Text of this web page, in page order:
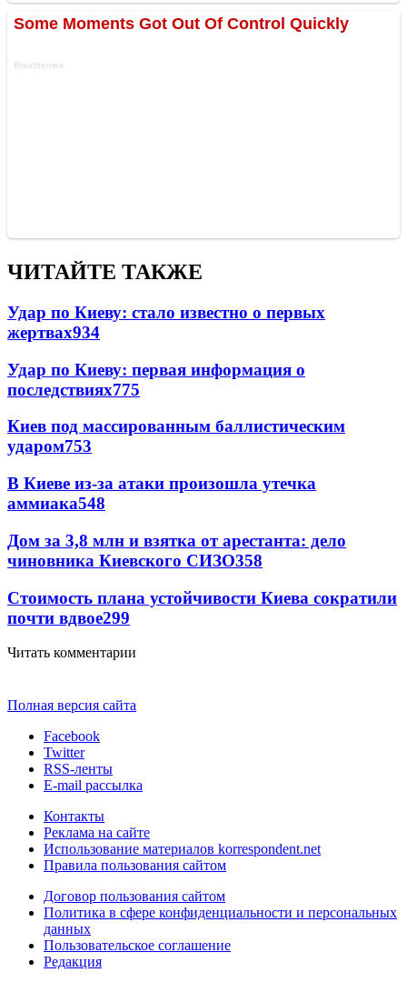
ЧИТАЙТЕ ТАКЖЕ
Удар по Киеву: стало известно о первых
жертвах934
Удар по Киеву: первая информация о
последствиях775
Киев под массированным баллистическим
ударом753
В Киеве из-за атаки произошла утечка
аммиака548
Дом за 3,8 млн и взятка от арестанта: дело
чиновника Киевского СИЗО358
Стоимость плана устойчивости Киева сократили
почти вдвое299
Читать комментарии
Полная версия сайта
Facebook
Twitter
RSS-ленты
E-mail рассылка
Контакты
Реклама на сайте
Использование материалов korrespondent.net
Правила пользования сайтом
Договор пользования сайтом
Политика в сфере конфиденциальности и персональных
данных
Пользовательское соглашение
Редакция